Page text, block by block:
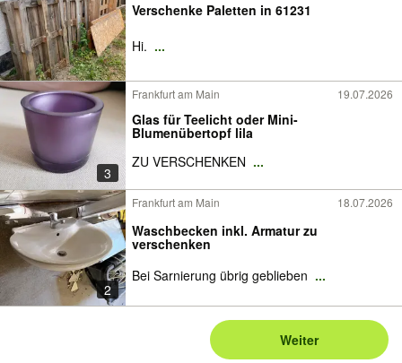
Verschenke Paletten in 61231
Hi. ...
3
Frankfurt am Main 19.07.2026
Glas für Teelicht oder Mini-
Blumenübertopf lila
ZU VERSCHENKEN ...
2
Frankfurt am Main 18.07.2026
Waschbecken inkl. Armatur zu
verschenken
Bei Sarnierung übrig geblieben ...
Weiter